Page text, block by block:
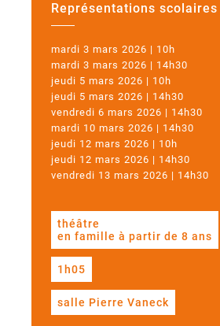
Représentations scolaires
mardi 3 mars 2026 | 10h
mardi 3 mars 2026 | 14h30
jeudi 5 mars 2026 | 10h
jeudi 5 mars 2026 | 14h30
vendredi 6 mars 2026 | 14h30
mardi 10 mars 2026 | 14h30
jeudi 12 mars 2026 | 10h
jeudi 12 mars 2026 | 14h30
vendredi 13 mars 2026 | 14h30
théâtre
en famille à partir de 8 ans
1h05
salle Pierre Vaneck